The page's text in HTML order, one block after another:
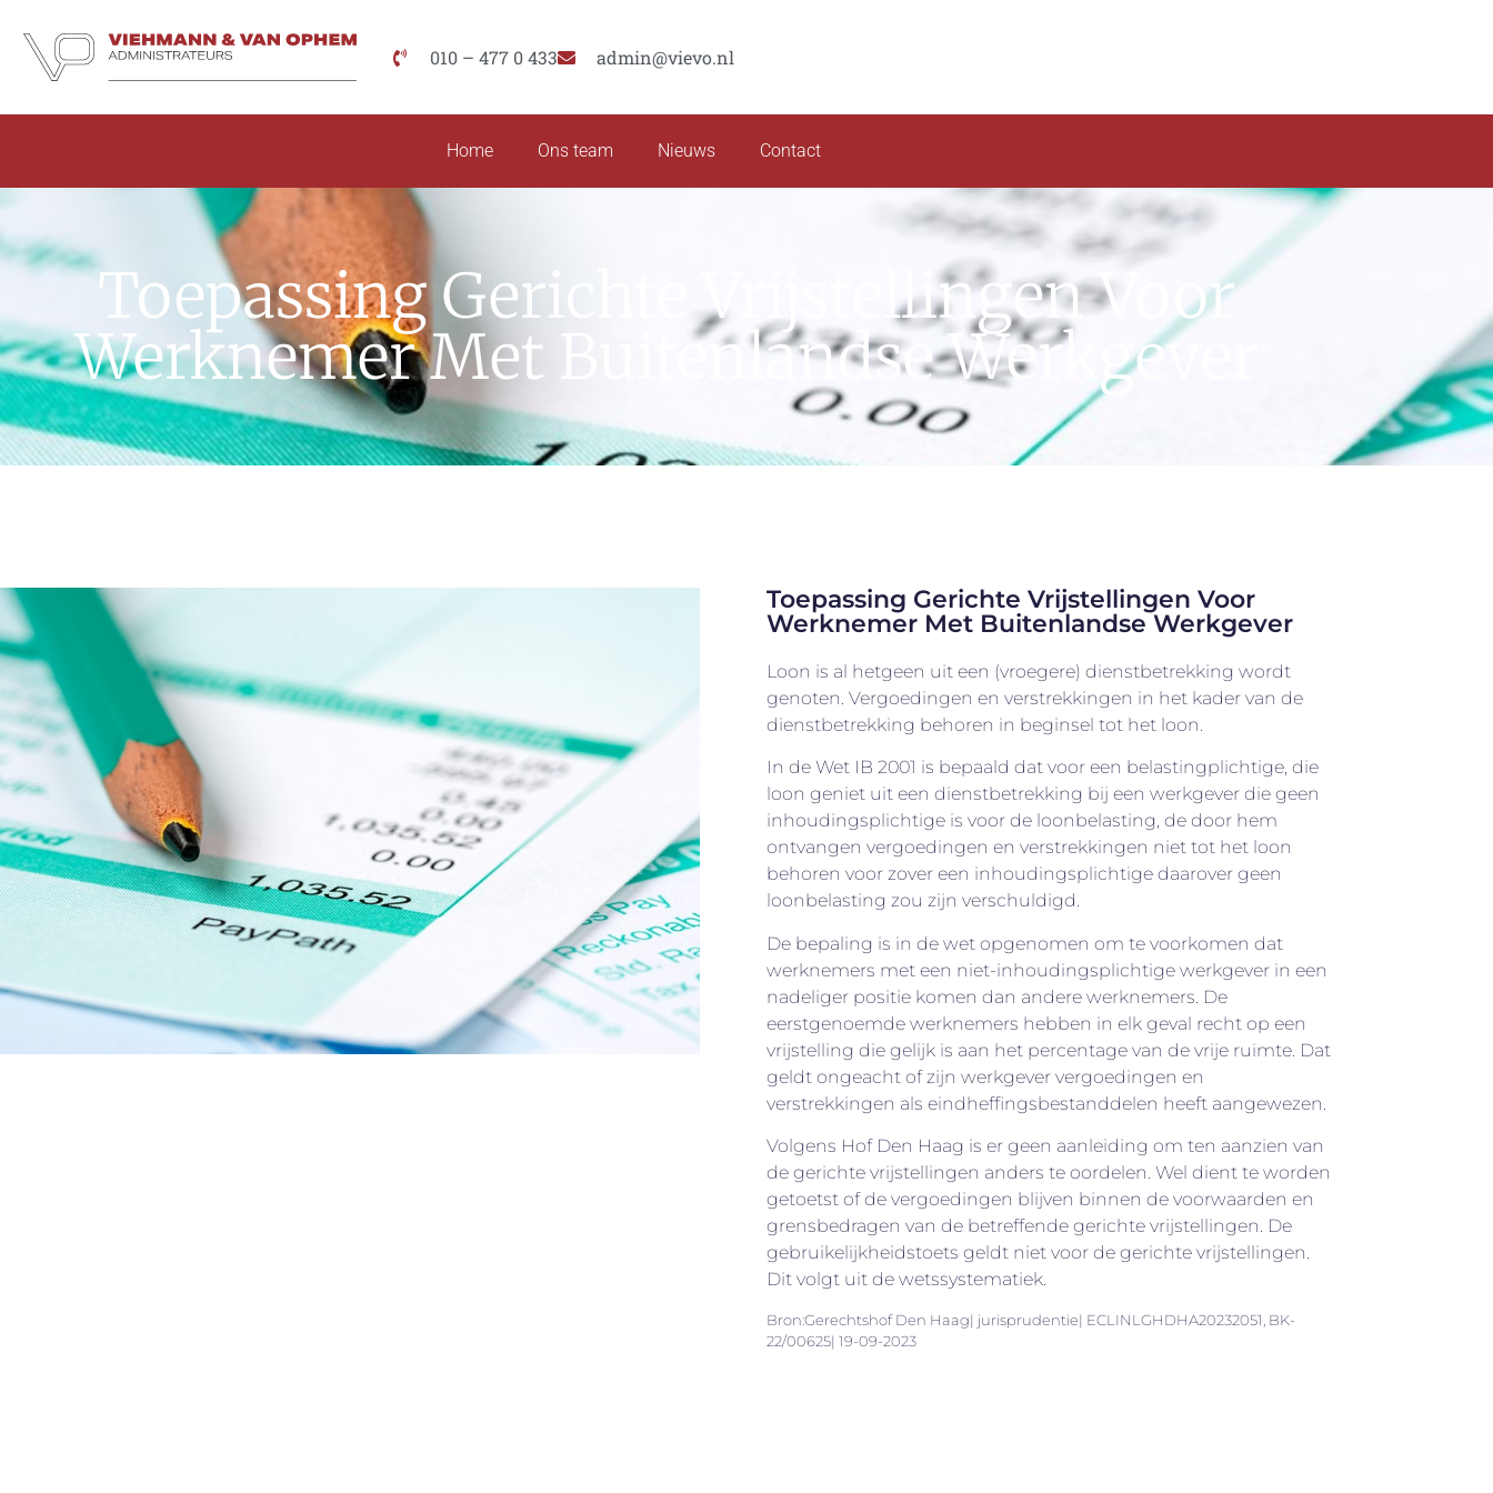
010 – 477 0 433 admin@vievo.nl
Home Ons team Nieuws Contact
Toepassing Gerichte Vrijstellingen Voor
Werknemer Met Buitenlandse Werkgever
Toepassing Gerichte Vrijstellingen Voor
Werknemer Met Buitenlandse Werkgever
Loon is al hetgeen uit een (vroegere) dienstbetrekking wordt
genoten. Vergoedingen en verstrekkingen in het kader van de
dienstbetrekking behoren in beginsel tot het loon.
In de Wet IB 2001 is bepaald dat voor een belastingplichtige, die
loon geniet uit een dienstbetrekking bij een werkgever die geen
inhoudingsplichtige is voor de loonbelasting, de door hem
ontvangen vergoedingen en verstrekkingen niet tot het loon
behoren voor zover een inhoudingsplichtige daarover geen
loonbelasting zou zijn verschuldigd.
De bepaling is in de wet opgenomen om te voorkomen dat
werknemers met een niet-inhoudingsplichtige werkgever in een
nadeliger positie komen dan andere werknemers. De
eerstgenoemde werknemers hebben in elk geval recht op een
vrijstelling die gelijk is aan het percentage van de vrije ruimte. Dat
geldt ongeacht of zijn werkgever vergoedingen en
verstrekkingen als eindheffingsbestanddelen heeft aangewezen.
Volgens Hof Den Haag is er geen aanleiding om ten aanzien van
de gerichte vrijstellingen anders te oordelen. Wel dient te worden
getoetst of de vergoedingen blijven binnen de voorwaarden en
grensbedragen van de betreffende gerichte vrijstellingen. De
gebruikelijkheidstoets geldt niet voor de gerichte vrijstellingen.
Dit volgt uit de wetssystematiek.
Bron:Gerechtshof Den Haag| jurisprudentie| ECLINLGHDHA20232051, BK-
22/00625| 19-09-2023